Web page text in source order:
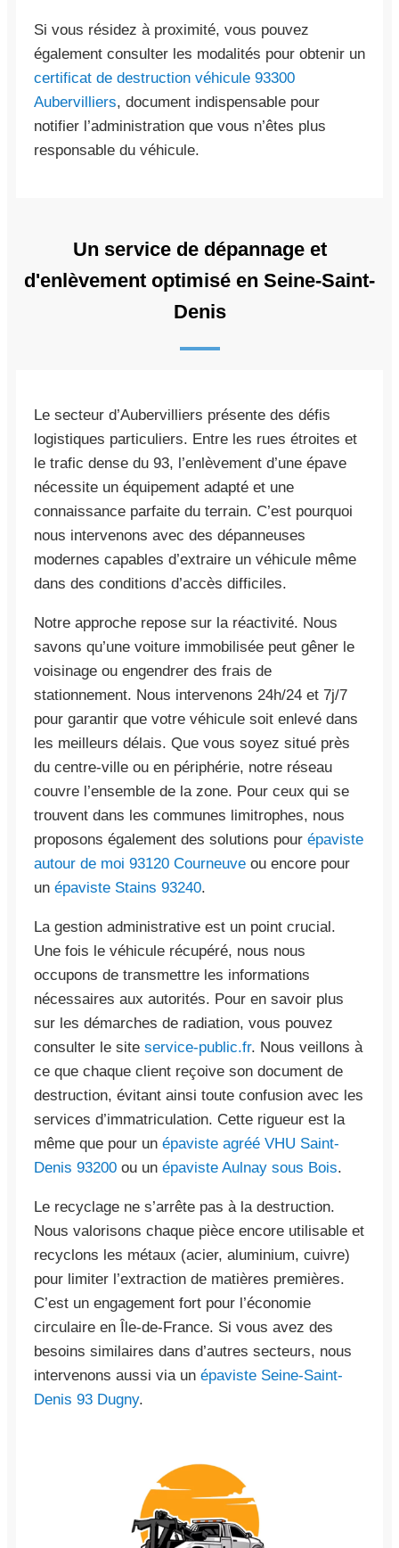
Si vous résidez à proximité, vous pouvez
également consulter les modalités pour obtenir un
certificat de destruction véhicule 93300
Aubervilliers, document indispensable pour
notifier l’administration que vous n’êtes plus
responsable du véhicule.
Un service de dépannage et
d'enlèvement optimisé en Seine-Saint-
Denis
Le secteur d’Aubervilliers présente des défis
logistiques particuliers. Entre les rues étroites et
le trafic dense du 93, l’enlèvement d’une épave
nécessite un équipement adapté et une
connaissance parfaite du terrain. C’est pourquoi
nous intervenons avec des dépanneuses
modernes capables d’extraire un véhicule même
dans des conditions d’accès difficiles.
Notre approche repose sur la réactivité. Nous
savons qu’une voiture immobilisée peut gêner le
voisinage ou engendrer des frais de
stationnement. Nous intervenons 24h/24 et 7j/7
pour garantir que votre véhicule soit enlevé dans
les meilleurs délais. Que vous soyez situé près
du centre-ville ou en périphérie, notre réseau
couvre l’ensemble de la zone. Pour ceux qui se
trouvent dans les communes limitrophes, nous
proposons également des solutions pour épaviste
autour de moi 93120 Courneuve ou encore pour
un épaviste Stains 93240.
La gestion administrative est un point crucial.
Une fois le véhicule récupéré, nous nous
occupons de transmettre les informations
nécessaires aux autorités. Pour en savoir plus
sur les démarches de radiation, vous pouvez
consulter le site service-public.fr. Nous veillons à
ce que chaque client reçoive son document de
destruction, évitant ainsi toute confusion avec les
services d’immatriculation. Cette rigueur est la
même que pour un épaviste agréé VHU Saint-
Denis 93200 ou un épaviste Aulnay sous Bois.
Le recyclage ne s’arrête pas à la destruction.
Nous valorisons chaque pièce encore utilisable et
recyclons les métaux (acier, aluminium, cuivre)
pour limiter l’extraction de matières premières.
C’est un engagement fort pour l’économie
circulaire en Île-de-France. Si vous avez des
besoins similaires dans d’autres secteurs, nous
intervenons aussi via un épaviste Seine-Saint-
Denis 93 Dugny.